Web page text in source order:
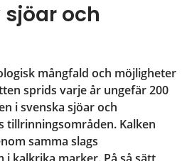
och
mångfald och möjligheter
sprids varje år ungefär 200
i svenska sjöar och
tillrinningsområden. Kalken
samma slags